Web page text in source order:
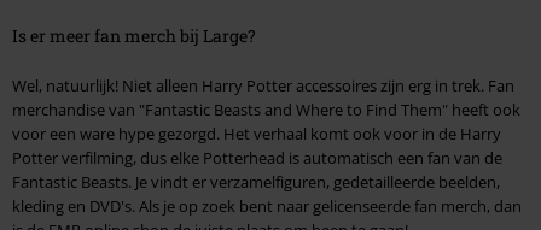
Is er meer fan merch bij Large?
Wel, natuurlijk! Niet alleen Harry Potter accessoires zijn erg in trek. Fan
merchandise van "Fantastic Beasts and Where to Find Them" heeft ook
voor een ware hype gezorgd. Het verhaal komt ook voor in de Harry
Potter verfilming, dus elke Potterhead is automatisch een fan van de
Fantastic Beasts. Je vindt er verzamelfiguren, gedetailleerde beelden,
kleding en DVD's. Als je op zoek bent naar gelicenseerde fan merch, dan